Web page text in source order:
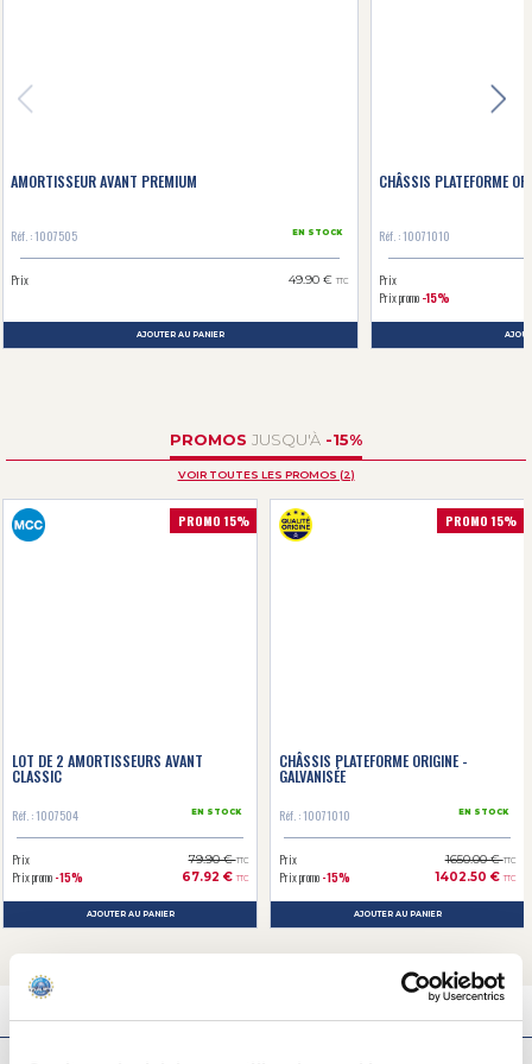
AMORTISSEUR AVANT PREMIUM
Réf. : 1007505 EN STOCK
Prix 49.90 €TTC
AJOUTER AU PANIER
CHÂSSIS PLATEFORME
Réf. : 10071010
Prix
Prix promo -15%
PROMOS JUSQU'À -15%
VOIR TOUTES LES PROMOS (2)
PROMO 15%
LOT DE 2 AMORTISSEURS AVANT
CLASSIC
Réf. : 1007504 EN STOCK
Prix 79.90 €TTC
Prix promo -15% 67.92 € TTC
AJOUTER AU PANIER
PROMO 15%
CHÂSSIS PLATEFORME ORIGINE -
GALVANISÉE
Réf. : 10071010 EN STOCK
Prix 1650.00 €TTC
Prix promo -15% 1402.50 € TTC
AJOUTER AU PANIER
CHASSIS DE DYANE